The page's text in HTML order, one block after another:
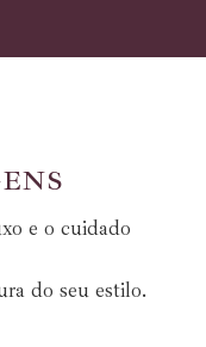
ENS
e o cuidado
do seu estilo.